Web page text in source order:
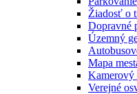
Žiadosť o
Dopravné
Územný
Mapa
Kamerový
Verejné